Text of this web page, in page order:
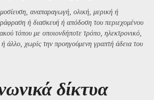
αναπαραγωγή, ολική, μερική ή
ή διασκευή ή απόδοση του περιεχομένου
τόπου με οποιονδήποτε τρόπο, ηλεκτρονικό,
άλλο, χωρίς την προηγούμενη γραπτή άδεια του
δίκτυα